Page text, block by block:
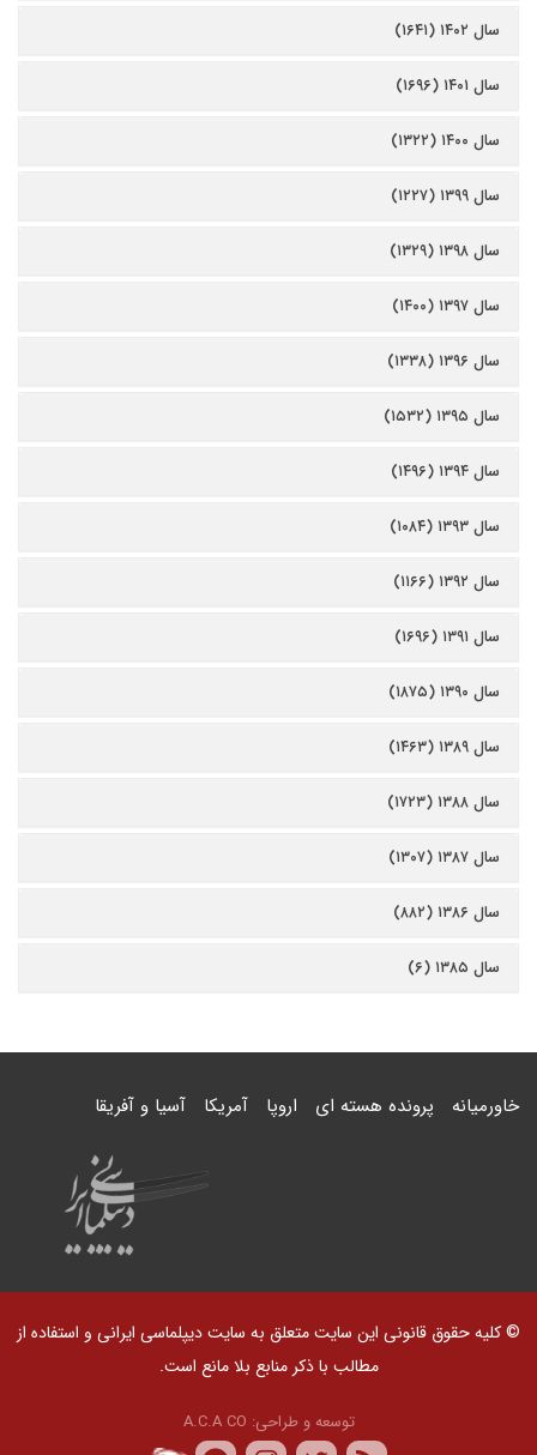
سال ۱۴۰۲ (۱۶۴۱)
سال ۱۴۰۱ (۱۶۹۶)
سال ۱۴۰۰ (۱۳۲۲)
سال ۱۳۹۹ (۱۲۲۷)
سال ۱۳۹۸ (۱۳۲۹)
سال ۱۳۹۷ (۱۴۰۰)
سال ۱۳۹۶ (۱۳۳۸)
سال ۱۳۹۵ (۱۵۳۲)
سال ۱۳۹۴ (۱۴۹۶)
سال ۱۳۹۳ (۱۰۸۴)
سال ۱۳۹۲ (۱۱۶۶)
سال ۱۳۹۱ (۱۶۹۶)
سال ۱۳۹۰ (۱۸۷۵)
سال ۱۳۸۹ (۱۴۶۳)
سال ۱۳۸۸ (۱۷۲۳)
سال ۱۳۸۷ (۱۳۰۷)
سال ۱۳۸۶ (۸۸۲)
سال ۱۳۸۵ (۶)
خاورمیانه پرونده هسته ای اروپا آمریکا آسیا و آفریقا
© کلیه حقوق قانونی این سایت متعلق به سایت دیپلماسی ایرانی و استفاده از
مطالب با ذکر منابع بلا مانع است.
توسعه و طراحی: A.C.A CO